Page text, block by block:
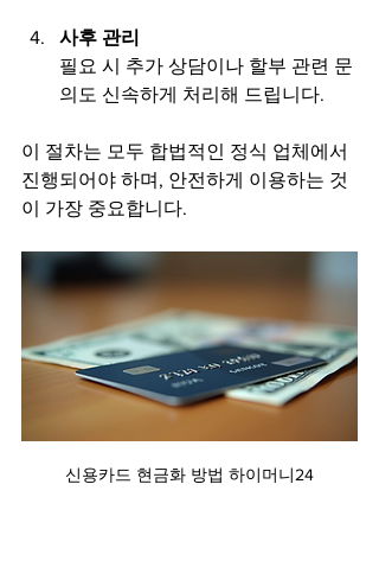
사후 관리
필요 시 추가 상담이나 할부 관련 문
의도 신속하게 처리해 드립니다.
이 절차는 모두 합법적인 정식 업체에서
진행되어야 하며, 안전하게 이용하는 것
이 가장 중요합니다.
신용카드 현금화 방법 하이머니24